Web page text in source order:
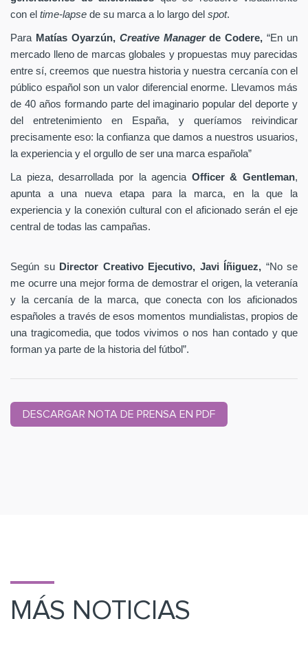
con el time-lapse de su marca a lo largo del spot.
Para Matías Oyarzún, Creative Managerde Codere,“En un
mercado lleno de marcas globales y propuestas muy parecidas
entre sí, creemos que nuestra historia y nuestra cercanía con el
público español son un valor diferencial enorme. Llevamos más
de 40 años formando parte del imaginario popular del deporte y
del entretenimiento en España, y queríamos reivindicar
precisamente eso: la confianza que damos a nuestros usuarios,
la experiencia y el orgullo de ser una marca española”
La pieza, desarrollada por la agencia Officer & Gentleman,
apunta a una nueva etapa para la marca, en la que la
experiencia y la conexión cultural con el aficionado serán el eje
central de todas las campañas.
Según su Director Creativo Ejecutivo, Javi Íñiguez, “No se
me ocurre una mejor forma de demostrar el origen, la veteranía
y la cercanía de la marca, que conecta con los aficionados
españoles a través de esos momentos mundialistas, propios de
una tragicomedia, que todos vivimos o nos han contado y que
forman ya parte de la historia del fútbol”.
DESCARGAR NOTA DE PRENSA EN PDF
MÁS NOTICIAS